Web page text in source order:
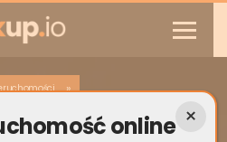
»
Połaniec online